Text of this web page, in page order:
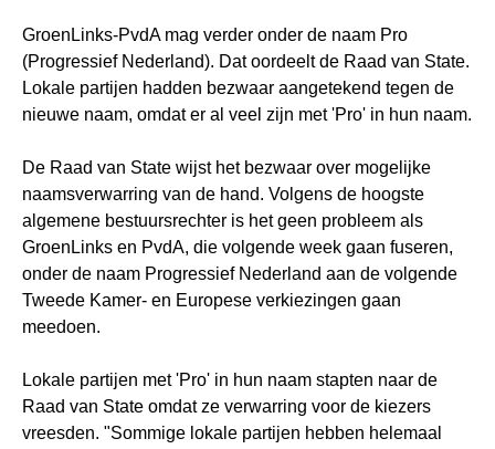
GroenLinks-PvdA mag verder onder de naam Pro
(Progressief Nederland). Dat oordeelt de Raad van State.
Lokale partijen hadden bezwaar aangetekend tegen de
nieuwe naam, omdat er al veel zijn met 'Pro' in hun naam.
De Raad van State wijst het bezwaar over mogelijke
naamsverwarring van de hand. Volgens de hoogste
algemene bestuursrechter is het geen probleem als
GroenLinks en PvdA, die volgende week gaan fuseren,
onder de naam Progressief Nederland aan de volgende
Tweede Kamer- en Europese verkiezingen gaan
meedoen.
Lokale partijen met 'Pro' in hun naam stapten naar de
Raad van State omdat ze verwarring voor de kiezers
vreesden. "Sommige lokale partijen hebben helemaal